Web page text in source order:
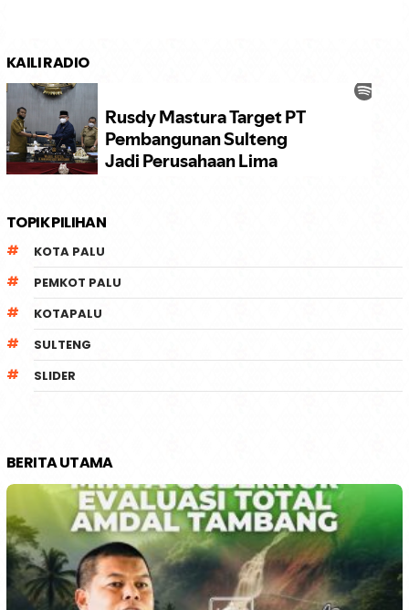
KAILI RADIO
TOPIK PILIHAN
KOTA PALU
PEMKOT PALU
KOTAPALU
SULTENG
SLIDER
BERITA UTAMA